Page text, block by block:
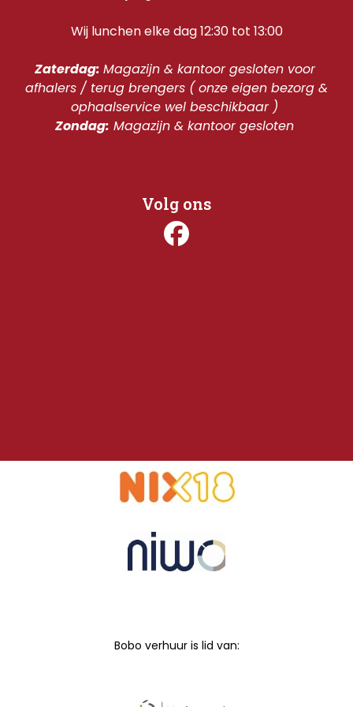
Wij lunchen elke dag 12:30 tot 13:00
Zaterdag: Magazijn & kantoor gesloten voor
afhalers / terug brengers ( onze eigen bezorg &
ophaalservice wel beschikbaar )
Zondag: Magazijn & kantoor gesloten
Volg ons
Bobo verhuur is lid van: